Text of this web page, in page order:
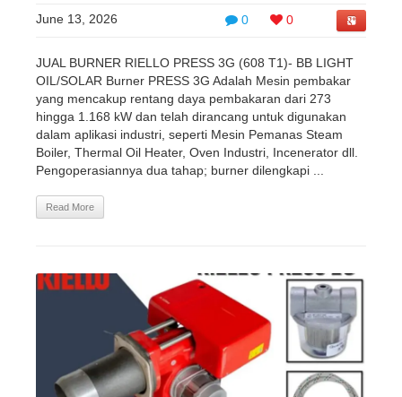
0 0
June 13, 2026
JUAL BURNER RIELLO PRESS 3G (608 T1)- BB LIGHT
OIL/SOLAR Burner PRESS 3G Adalah Mesin pembakar
yang mencakup rentang daya pembakaran dari 273
hingga 1.168 kW dan telah dirancang untuk digunakan
dalam aplikasi industri, seperti Mesin Pemanas Steam
Boiler, Thermal Oil Heater, Oven Industri, Incenerator dll.
Pengoperasiannya dua tahap; burner dilengkapi ...
Read More